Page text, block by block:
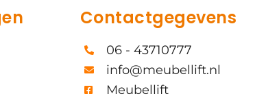
Contactgegevens
06 - 43710777
info@meubellift.nl
Meubellift